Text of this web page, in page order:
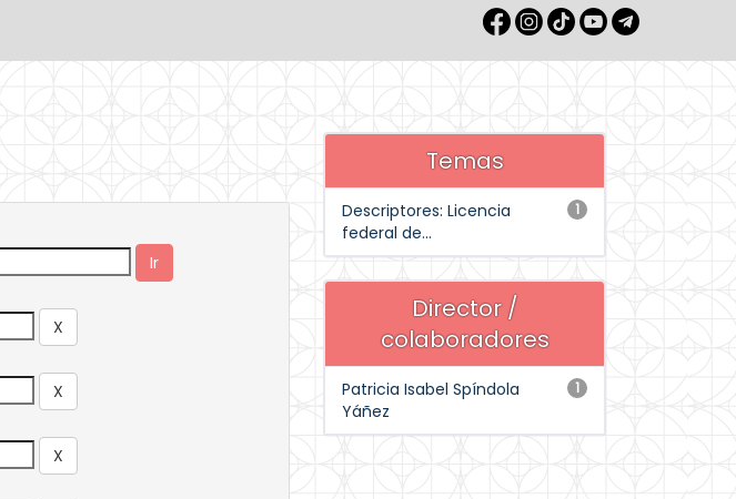
Temas
1
Descriptores: Licencia
federal de...
Director /
colaboradores
1
Patricia Isabel Spíndola
Yáñez